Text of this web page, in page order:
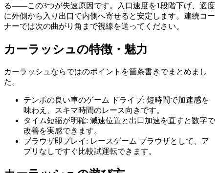
る——この3つが失速原因です。入口速度を1段階下げ、適度
に外側から入り出口で内側へ寄せると安定します。連続コー
ナーでは次の曲がり角まで視線を送ってください。
カーラッシュの特徴・魅力
カーラッシュ ならではのポイントを箇条書きでまとめまし
た。
テンポの良い車のゲーム ドライブ: 短時間で加速感を
味わえ、スキマ時間のレース向きです。
タイム短縮が明確: 減速位置と出口加速を直すと数字で
改善を実感できます。
ブラウザ即プレイ : レースゲーム ブラウザとして、ア
プリなしですぐ比較試運転できます。